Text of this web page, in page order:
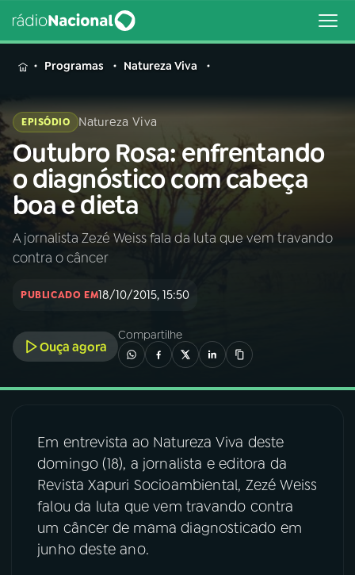
MENU
Buscar
na
Rádio
Nacional
Buscar
AO VIVO
INÍCIO
A RÁDIO
03PROGRAMAÇÃO
04 PROGRAMAS
PODCASTS
06VIDEOCASTS
Programas Natureza Viva
EPISÓDIO Natureza Viva
Outubro Rosa: enfrentando
o diagnóstico com cabeça
boa e dieta
A jornalista Zezé Weiss fala da luta que vem travando
contra o câncer
PUBLICADO EM18/10/2015, 15:50
Ouça agora
Compartilhe
Em entrevista ao Natureza Viva deste
domingo (18), a jornalista e editora da
Revista Xapuri Socioambiental, Zezé Weiss
falou da luta que vem travando contra
um câncer de mama diagnosticado em
junho deste ano.